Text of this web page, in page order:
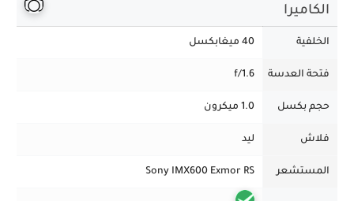
الكاميرا
الخلفية 40 ميغابكسل
فتحة العدسة f/1.6
حجم بكسل 1.0 ميكرون
فلاش ليد
المستشعر Sony IMX600 Exmor RS